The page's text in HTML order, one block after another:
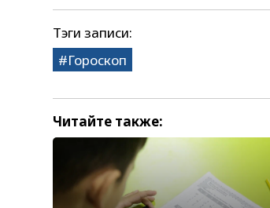
Тэги записи:
Гороскоп
Читайте также: